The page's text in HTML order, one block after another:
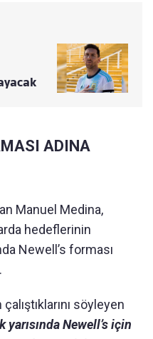
ADINA
Manuel Medina,
hedeflerinin
Newell’s forması
söyleyen
Newell’s için